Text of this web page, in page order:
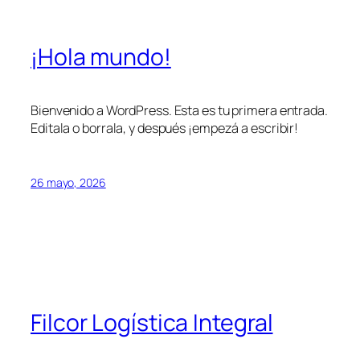
¡Hola mundo!
Bienvenido a WordPress. Esta es tu primera entrada.
Editala o borrala, y después ¡empezá a escribir!
26 mayo, 2026
Filcor Logística Integral